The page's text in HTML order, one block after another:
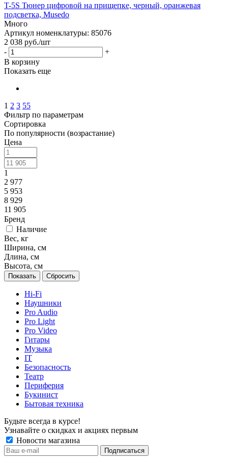
T-5S Тюнер цифровой на прищепке, черный, оранжевая
подсветка, Musedo
Много
Артикул номенклатуры: 85076
2 038 руб./шт
-
+
В корзину
Показать еще
1 2 3 55
Фильтр по параметрам
Сортировка
По популярности (возрастание)
Цена
1
2 977
5 953
8 929
11 905
Бренд
Наличие
Вес, кг
Ширина, см
Длина, см
Высота, см
Сбросить
Hi-Fi
Наушники
Pro Audio
Pro Light
Pro Video
Гитары
Музыка
IT
Безопасность
Театр
Периферия
Букинист
Бытовая техника
Будьте всегда в курсе!
Узнавайте о скидках и акциях первым
Новости магазина